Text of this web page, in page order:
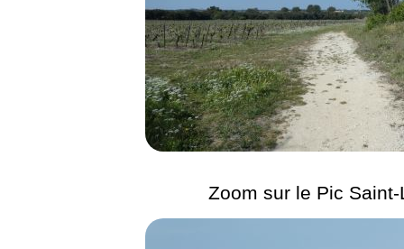
Zoom sur le Pic Saint-